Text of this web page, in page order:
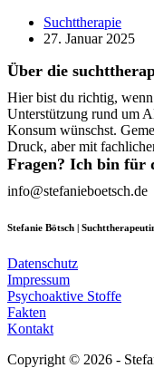
Suchttherapie
27. Januar 2025
Über die
Hier bist du richtig,
Unterstützung rund um
Konsum wünschst.
Druck, aber mit
Fragen? Ich bin für
info@stefanieboetsch.de
Stefanie Bötsch |
Datenschutz
Impressum
Psychoaktive Stoffe
Fakten
Kontakt
Copyright © 2026 -